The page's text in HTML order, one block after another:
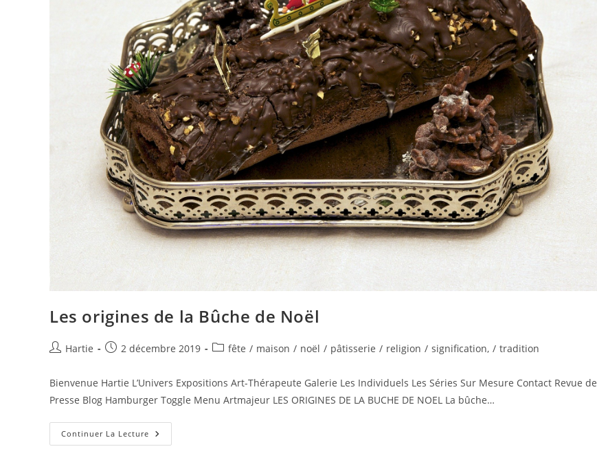
Les origines de la Bûche de Noël
Hartie 2 décembre 2019 fête / maison / noël / pâtisserie / religion / signification, / tradition
Bienvenue Hartie L’Univers Expositions Art-Thérapeute Galerie Les Individuels Les Séries Sur Mesure Contact Revue de
Presse Blog Hamburger Toggle Menu Artmajeur LES ORIGINES DE LA BUCHE DE NOEL La bûche…
Continuer La Lecture